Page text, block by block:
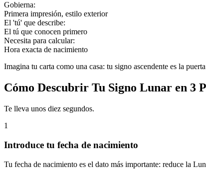
Gobierna:
Primera impresión, estilo exterior
El 'tú' que describe:
El tú que conocen primero
Necesita para calcular:
Hora exacta de nacimiento
Imagina tu carta como una casa: tu signo ascendente es la
Cómo Descubrir Tu Signo Lunar en 3
Te lleva unos diez segundos.
1
Introduce tu fecha de nacimiento
Tu fecha de nacimiento es el dato más importante: reduce la